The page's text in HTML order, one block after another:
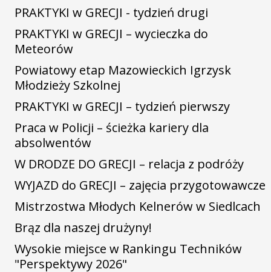
PRAKTYKI w GRECJI - tydzień drugi
PRAKTYKI w GRECJI – wycieczka do
Meteorów
Powiatowy etap Mazowieckich Igrzysk
Młodzieży Szkolnej
PRAKTYKI w GRECJI – tydzień pierwszy
Praca w Policji – ścieżka kariery dla
absolwentów
W DRODZE DO GRECJI – relacja z podróży
WYJAZD do GRECJI – zajęcia przygotowawcze
Mistrzostwa Młodych Kelnerów w Siedlcach
Brąz dla naszej drużyny!
Wysokie miejsce w Rankingu Techników
"Perspektywy 2026"